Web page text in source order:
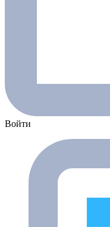
Войти